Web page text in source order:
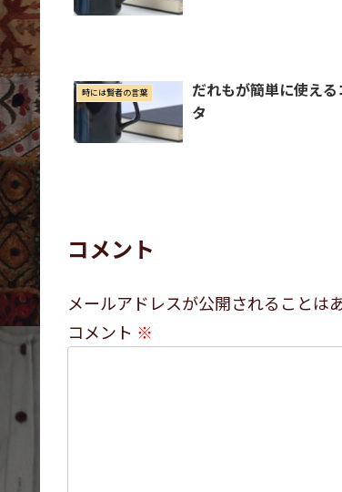
時には賢者の言葉
だれもが簡単に使える
タ
コメント
メールアドレスが公開されることは
コメント ※